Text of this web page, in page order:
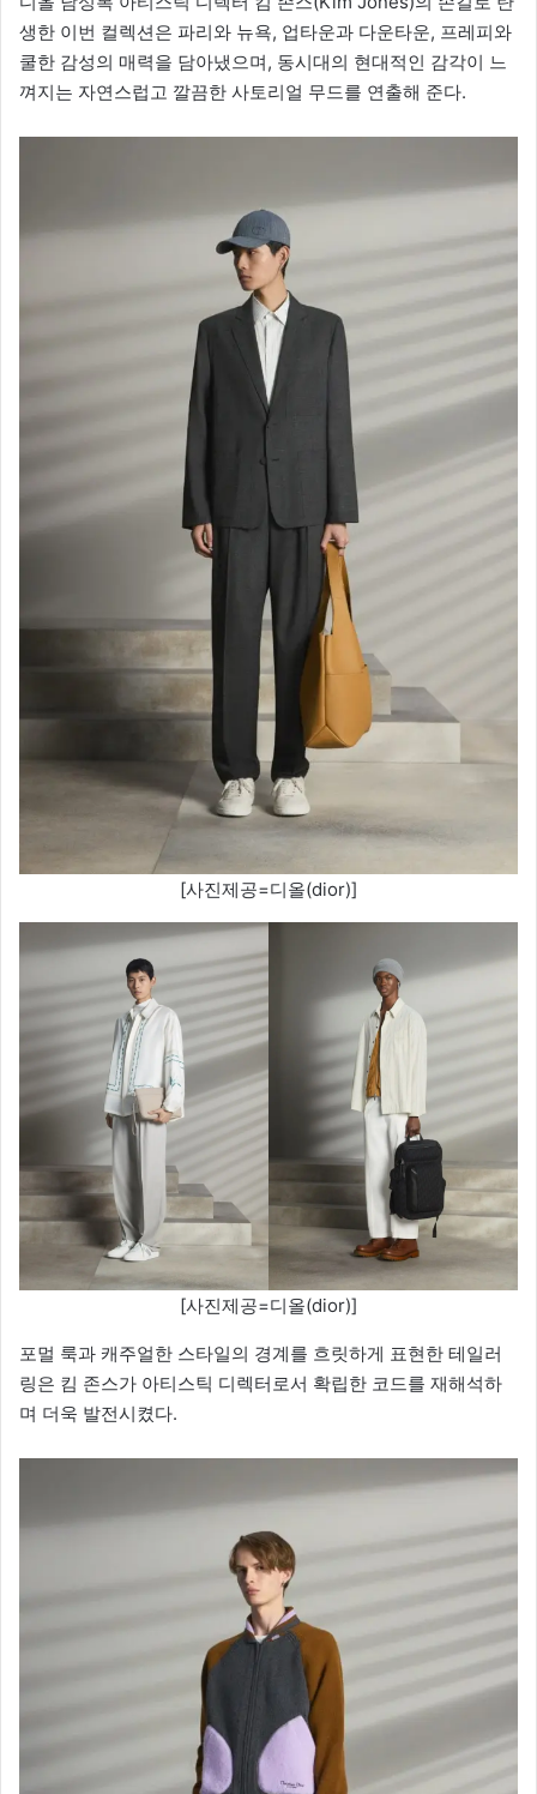
생한 이번 컬렉션은 파리와 뉴욕, 업타운과 다운타운, 프레피와
쿨한 감성의 매력을 담아냈으며, 동시대의 현대적인 감각이 느
껴지는 자연스럽고 깔끔한 사토리얼 무드를 연출해 준다.
[사진제공=디올(dior)]
[사진제공=디올(dior)]
포멀 룩과 캐주얼한 스타일의 경계를 흐릿하게 표현한 테일러
링은 킴 존스가 아티스틱 디렉터로서 확립한 코드를 재해석하
며 더욱 발전시켰다.